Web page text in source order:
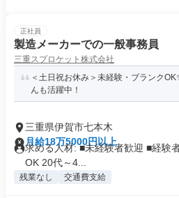
正社員
製造メーカーでの一般事務員
三重スプロケット株式会社
＜土日祝お休み＞未経験・ブランク
んも活躍中！
三重県伊賀市七本木
月給18万5000円以上
求める人材: ■未経験者歓迎 ■経験
OK 20代～4...
残業なし 交通費支給